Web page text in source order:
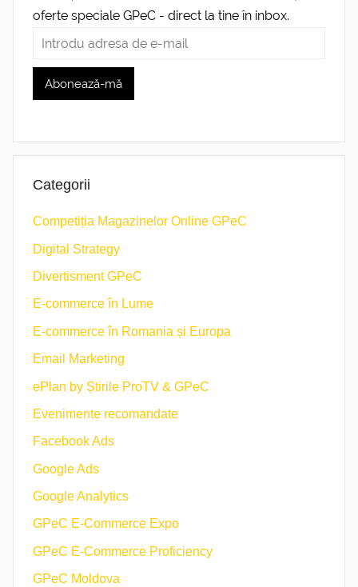
oferte speciale GPeC - direct la tine în inbox.
Categorii
Competiția Magazinelor Online GPeC
Digital Strategy
Divertisment GPeC
E-commerce în Lume
E-commerce în Romania și Europa
Email Marketing
ePlan by Știrile ProTV & GPeC
Evenimente recomandate
Facebook Ads
Google Ads
Google Analytics
GPeC E-Commerce Expo
GPeC E-Commerce Proficiency
GPeC Moldova